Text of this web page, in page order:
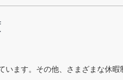
ます。その他、さまざまな休暇